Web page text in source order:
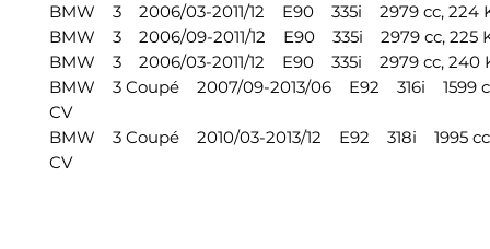
BMW 3 2006/03-2011/12 E90 335i 2979 cc, 224
BMW 3 2006/09-2011/12 E90 335i 2979 cc, 225
BMW 3 2006/03-2011/12 E90 335i 2979 cc, 240
BMW 3 Coupé 2007/09-2013/06 E92 316i 1599
CV
BMW 3 Coupé 2010/03-2013/12 E92 318i 1995 cc,
CV